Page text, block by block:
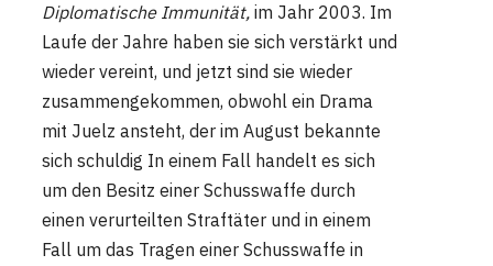
Diplomatische Immunität, im Jahr 2003. Im
Laufe der Jahre haben sie sich verstärkt und
wieder vereint, und jetzt sind sie wieder
zusammengekommen, obwohl ein Drama
mit Juelz ansteht, der im August bekannte
sich schuldig In einem Fall handelt es sich
um den Besitz einer Schusswaffe durch
einen verurteilten Straftäter und in einem
Fall um das Tragen einer Schusswaffe in